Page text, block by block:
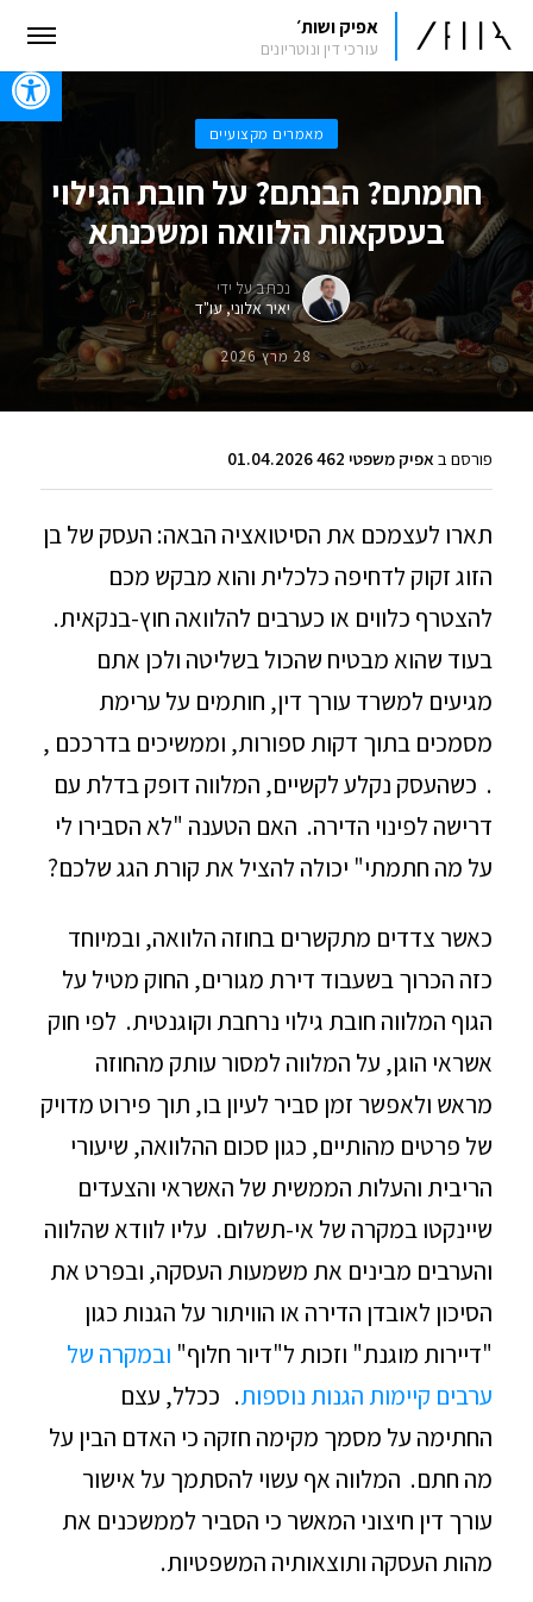
אפיק ושות׳
עורכי דין ונוטריונים
מאמרים מקצועיים
חתמתם? הבנתם? על חובת הגילוי
בעסקאות הלוואה ומשכנתא
נכתב על ידי
יאיר אלוני, עו"ד
28 מרץ 2026
פורסם ב אפיק משפטי 462 01.04.2026
תארו לעצמכם את הסיטואציה הבאה: העסק של בן
הזוג זקוק לדחיפה כלכלית והוא מבקש מכם
להצטרף כלווים או כערבים להלוואה חוץ-בנקאית.
בעוד שהוא מבטיח שהכול בשליטה ולכן אתם
מגיעים למשרד עורך דין, חותמים על ערימת
מסמכים בתוך דקות ספורות, וממשיכים בדרככם ,
. כשהעסק נקלע לקשיים, המלווה דופק בדלת עם
דרישה לפינוי הדירה. האם הטענה "לא הסבירו לי
על מה חתמתי" יכולה להציל את קורת הגג שלכם?
כאשר צדדים מתקשרים בחוזה הלוואה, ובמיוחד
כזה הכרוך בשעבוד דירת מגורים, החוק מטיל על
הגוף המלווה חובת גילוי נרחבת וקוגנטית. לפי חוק
אשראי הוגן, על המלווה למסור עותק מהחוזה
מראש ולאפשר זמן סביר לעיון בו, תוך פירוט מדויק
של פרטים מהותיים, כגון סכום ההלוואה, שיעורי
הריבית והעלות הממשית של האשראי והצעדים
שיינקטו במקרה של אי-תשלום. עליו לוודא שהלווה
והערבים מבינים את משמעות העסקה, ובפרט את
הסיכון לאובדן הדירה או הוויתור על הגנות כגון
"דיירות מוגנת" וזכות ל"דיור חלוף" ובמקרה של
ערבים קיימות הגנות נוספות. ככלל, עצם
החתימה על מסמך מקימה חזקה כי האדם הבין על
מה חתם. המלווה אף עשוי להסתמך על אישור
עורך דין חיצוני המאשר כי הסביר לממשכנים את
מהות העסקה ותוצאותיה המשפטיות.